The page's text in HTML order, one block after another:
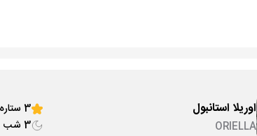
اوریلا استانبول
ORIELLA
3 ستاره
3 شب